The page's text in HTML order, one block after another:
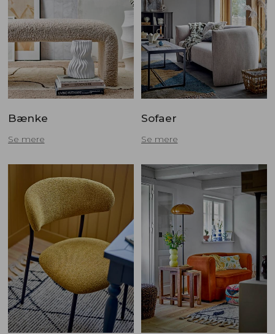
Bænke
Se mere
Sofaer
Se mere